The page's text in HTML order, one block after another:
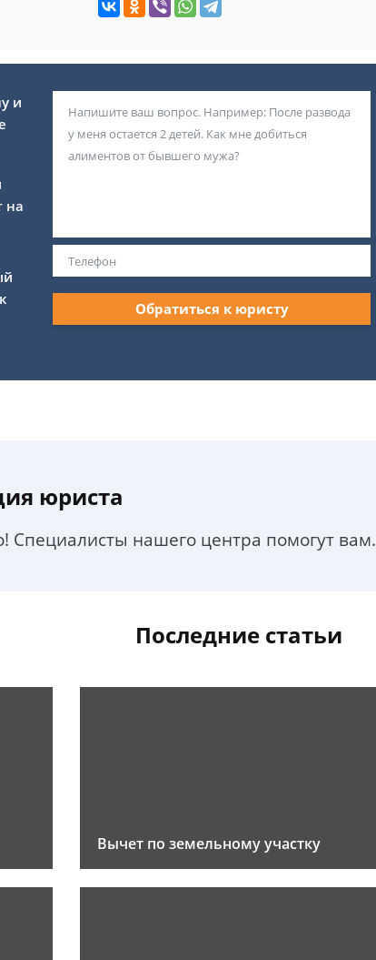
и
на
Обратиться к юристу
юриста
Специалисты нашего центра помогут вам.
Последние статьи
Вычет по земельному участку